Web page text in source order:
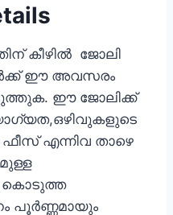
കീഴില്‍ ജോലി
ഈ അവസരം
ഈ ജോലിക്ക്
എന്നിവ താഴെ
കൊടുത്ത
പൂര്‍ണ്ണമായും